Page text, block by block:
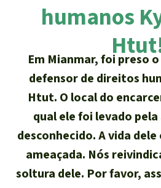
Clima
Óleo de
Ouro
Quem somos
Transparência
Contato
Português
Deutsch
English
Español
Français
América Latina
humanos
Em Mianmar, foi preso
defensor de direitos
Htut. O local do
qual ele foi levado
desconhecido. A vida
ameaçada. Nós
soltura dele. Por favor,